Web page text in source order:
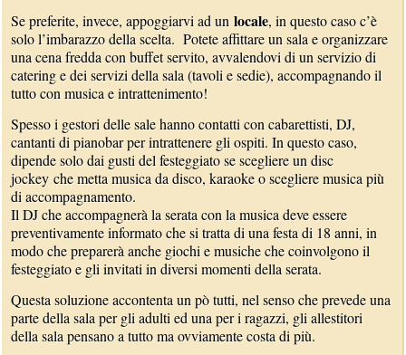
Se preferite, invece, appoggiarvi ad unlocale, in questo caso c’è
solo l’imbarazzo della scelta. Potete affittare un sala e organizzare
una cena fredda con buffet servito, avvalendovi di un servizio di
catering e dei servizi della sala (tavoli e sedie), accompagnando il
tutto con musica e intrattenimento!
Spesso i gestori delle sale hanno contatti con cabarettisti, DJ,
cantanti di pianobar per intrattenere gli ospiti. In questo caso,
dipende solo dai gusti del festeggiato se scegliere un disc
jockey che metta musica da disco, karaoke o scegliere musica più
di accompagnamento.
Il DJ che accompagnerà la serata con la musica deve essere
preventivamente informato che si tratta di una festa di 18 anni, in
modo che preparerà anche giochi e musiche che coinvolgono il
festeggiato e gli invitati in diversi momenti della serata.
Questa soluzione accontenta un pò tutti, nel senso che prevede una
parte della sala per gli adulti ed una per i ragazzi, gli allestitori
della sala pensano a tutto ma ovviamente costa di più.